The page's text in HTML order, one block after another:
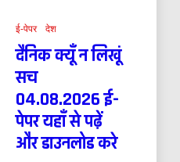
ई-पेपर देश
दैनिक क्यूँ न लिखूं
सच
04.08.2026 ई-
पेपर यहाँ से पढ़ें
और डाउनलोड करे